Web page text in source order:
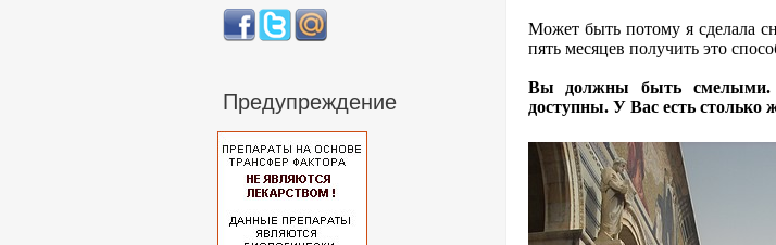
Предупреждение
Может быть потому я сделала
пять месяцев получить это
Вы должны быть смелыми.
доступны. У Вас есть столько